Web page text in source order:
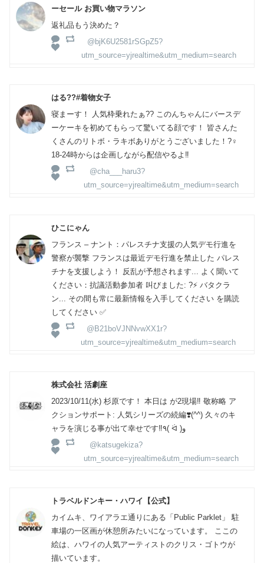
ーセール お買い物マラソン
返礼品もう決めた？
@bjK6U2581rSGpZ5?
utm_source=yjrealtime&utm_medium=search
はる??#着物女子
寝まーす！ 人気枠乗れたぁ?? このんちゃんにバースデ
ーケーキを初めてもらって驚いてる顔です！ 皆さんた
くさんのリトボ・ラキボありがとうございました！?‍♀️
18-24時からは企画しながら配信やるよ‼️
@cha___haru3?
utm_source=yjrealtime&utm_medium=search
ひこにゃん
フランス – ナント：パレスチナ支援の人気デモ行進を
警察が襲撃 フランスは最近デモ行進を禁止した パレス
チナを支援しよう！ 反乱が予想されます... よく聞いて
ください：抗議活動参加者 叫びました: ?️⚡ バタクラ
ン... その間も常に最新情報を入手してください を購読
してください ✅
@B21boVJNNvwXX1r?
utm_source=yjrealtime&utm_medium=search
株式会社 活劇座
2023/10/11(水) 杉原です！ 本日は が2現場‼️ 敬称略 ア
クションサポート: 人気シリーズの続編❣️(^^) 久々のキ
ャラを演じる事が出て幸せです‼️٩( ᐛ )و
@katsugekiza?
utm_source=yjrealtime&utm_medium=search
トラベルドンキー・ハワイ【公式】
カイムキ、ワイアラエ通りにある「Public Parklet」 駐
車場の一区画が休憩所みたいになっています。 ここの
絵は、ハワイの人気アーティストのクリス・ゴトウが
描いています。